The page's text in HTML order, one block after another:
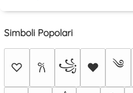
Simboli Popolari
♡ 𐙚 ꧁ ♥ ༄